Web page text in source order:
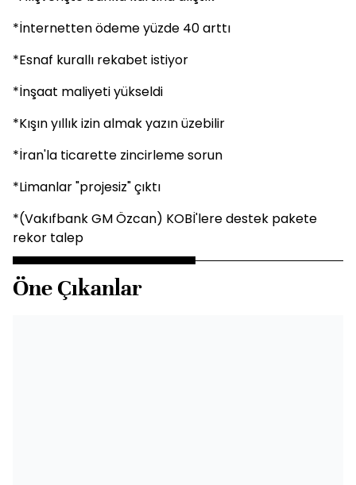
*İnternetten ödeme yüzde 40 arttı
*Esnaf kurallı rekabet istiyor
*İnşaat maliyeti yükseldi
*Kışın yıllık izin almak yazın üzebilir
*İran'la ticarette zincirleme sorun
*Limanlar "projesiz" çıktı
*(Vakıfbank GM Özcan) KOBİ'lere destek pakete
rekor talep
Öne Çıkanlar